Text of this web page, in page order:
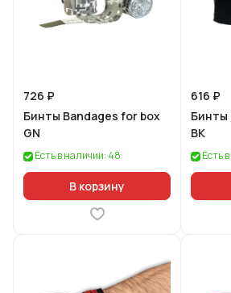
726 ₽
Бинты Bandages for box
GN
Есть в наличии: 48
В корзину
616 ₽
Бинты
BK
Есть